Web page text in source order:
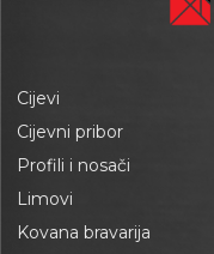
Cijevi
Cijevni pribor
Profili i nosači
Limovi
Kovana bravarija